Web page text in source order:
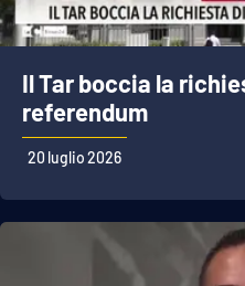
Il Tar boccia la
referendum
20 luglio 2026